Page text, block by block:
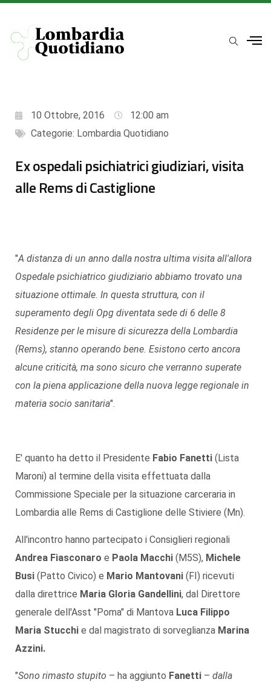
10 Ottobre, 2016
12:00 am
Categorie: Lombardia Quotidiano
Ex ospedali psichiatrici giudiziari, visita
alle Rems di Castiglione
"A distanza di un anno dalla nostra ultima visita all'allora
Ospedale psichiatrico giudiziario abbiamo trovato una
situazione ottimale. In questa struttura, con il
superamento degli Opg diventata sede di 6 delle 8
Residenze per le misure di sicurezza della Lombardia
(Rems), stanno operando bene. Esistono certo ancora
alcune criticità, ma sono sicuro che verranno superate
con la piena applicazione della nuova legge regionale in
materia socio sanitaria".
E' quanto ha detto il Presidente Fabio Fanetti (Lista
Maroni) al termine della visita effettuata dalla
Commissione Speciale per la situazione carceraria in
Lombardia alle Rems di Castiglione delle Stiviere (Mn).
All'incontro hanno partecipato i Consiglieri regionali
Andrea Fiasconaro e Paola Macchi (M5S), Michele
Busi (Patto Civico) e Mario Mantovani (FI) ricevuti
dalla direttrice Maria Gloria Gandellini, dal Direttore
generale dell'Asst "Poma" di Mantova Luca Filippo
Maria Stucchi e dal magistrato di sorveglianza Marina
Azzini.
"Sono rimasto stupito – ha aggiunto Fanetti – dalla